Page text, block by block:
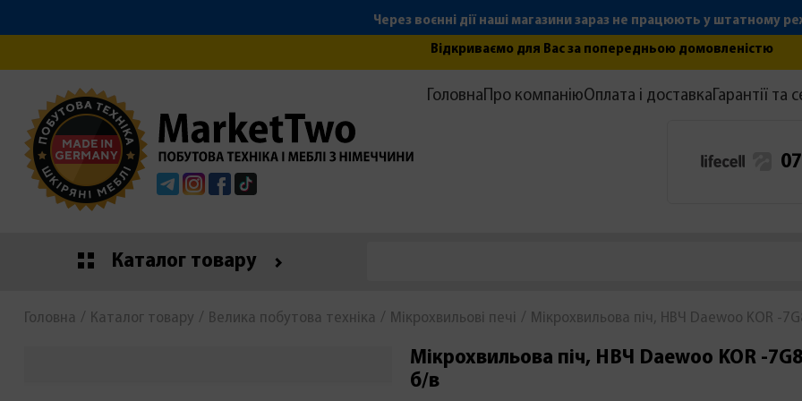
Через воєнні дії наші магазини зараз не працюють у штатному
Відкриваємо для Вас за попередньою домовленістю
TelegramInstagramFacebook
ГоловнаПро компаніюОплата і доставкаГарантії та
Каталог товару
Головна Каталог товару Велика побутова техніка Мікрохвильові печі Мікрохвильова піч, НВЧ Daewoo KOR -
Мікрохвильова піч, НВЧ Daewoo KOR -
б/в